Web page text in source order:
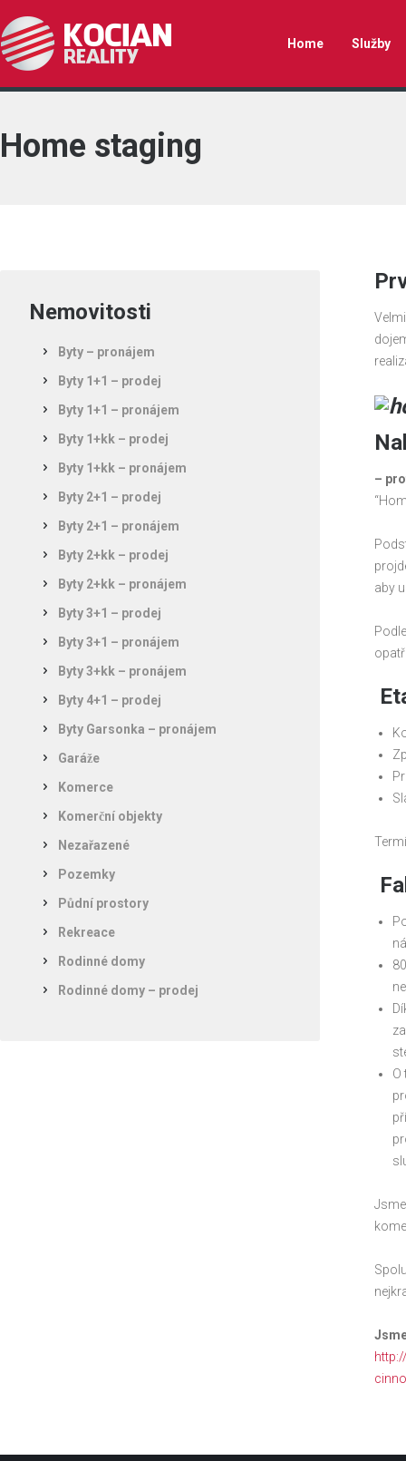
Home Služby
Home staging
Nemovitosti
Byty – pronájem
Byty 1+1 – prodej
Byty 1+1 – pronájem
Byty 1+kk – prodej
Byty 1+kk – pronájem
Byty 2+1 – prodej
Byty 2+1 – pronájem
Byty 2+kk – prodej
Byty 2+kk – pronájem
Byty 3+1 – prodej
Byty 3+1 – pronájem
Byty 3+kk – pronájem
Byty 4+1 – prodej
Byty Garsonka – pronájem
Garáže
Komerce
Komerční objekty
Nezařazené
Pozemky
Půdní prostory
Rekreace
Rodinné domy
Rodinné domy – prodej
–
aby
O